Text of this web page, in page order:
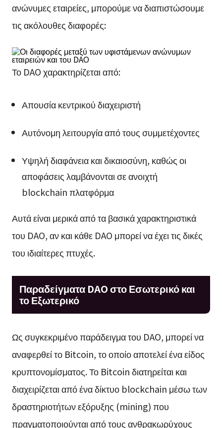
ανώνυμες εταιρείες, μπορούμε να διαπιστώσουμε
τις ακόλουθες διαφορές:
Το DAO χαρακτηρίζεται από:
Απουσία κεντρικού διαχειριστή
Αυτόνομη λειτουργία από τους συμμετέχοντες
Υψηλή διαφάνεια και δικαιοσύνη, καθώς οι
αποφάσεις λαμβάνονται σε ανοιχτή
blockchain πλατφόρμα
Αυτά είναι μερικά από τα βασικά χαρακτηριστικά
του DAO, αν και κάθε DAO μπορεί να έχει τις δικές
του ιδιαίτερες πτυχές.
Παραδείγματα DAO στο Εσωτερικό και
το Εξωτερικό
Ως συγκεκριμένο παράδειγμα του DAO, μπορεί να
αναφερθεί το Bitcoin, το οποίο αποτελεί ένα είδος
κρυπτονομίσματος. Το Bitcoin διατηρείται και
διαχειρίζεται από ένα δίκτυο blockchain μέσω των
δραστηριοτήτων εξόρυξης (mining) που
πραγματοποιούνται από τους ανθρακωρύχους